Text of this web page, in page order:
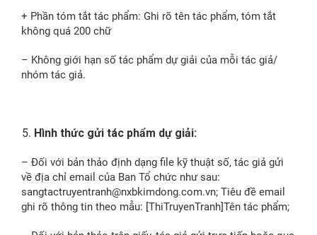
+ Phần tóm tắt tác phẩm: Ghi rõ tên tác phẩm, tóm tắt
không quá 200 chữ
– Không giới hạn số tác phẩm dự giải của mỗi tác giả/
nhóm tác giả.
Hình thức gửi tác phẩm dự giải:
– Đối với bản thảo định dạng file kỹ thuật số, tác giả gửi
về địa chỉ email của Ban Tổ chức như sau:
sangtactruyentranh@nxbkimdong.com.vn; Tiêu đề email
ghi rõ thông tin theo mẫu: [ThiTruyenTranh]Tên tác phẩm;